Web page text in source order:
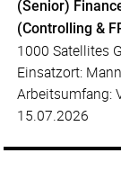
(Senior)
(Controlling &
1000 Satellites
Einsatzort:
Arbeitsumfang:
15.07.2026